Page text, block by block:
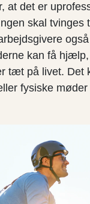
det er
skal tvinges
kan få
tæt på livet.
fysiske